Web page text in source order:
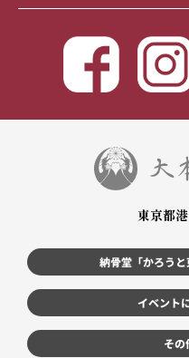
東京都
納骨堂「かろう
イベント
その